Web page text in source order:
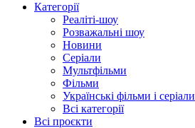
Категорії
Реаліті-шоу
Розважальні шоу
Новини
Серіали
Мультфільми
Фільми
Українські фільми і серіали
Всі категорії
Всі проєкти